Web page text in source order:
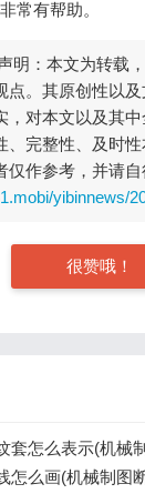
常有帮助。
明：本文为转载
点。其原创性以
，对本文以及其中
、完整性、及时
仅作参考，并请自
yibinnews/
很赞哦！
套怎么表示(机械
怎么画(机械制图